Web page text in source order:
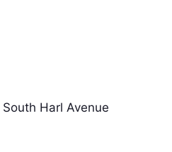
Harl Avenue